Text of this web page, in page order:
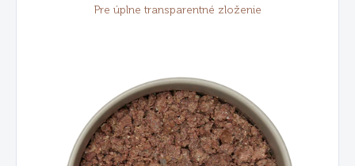
Pre úplne transparentné zloženie